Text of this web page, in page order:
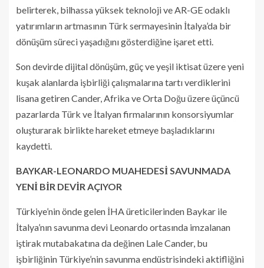
belirterek, bilhassa yüksek teknoloji ve AR-GE odaklı
yatırımların artmasının Türk sermayesinin İtalya’da bir
dönüşüm süreci yaşadığını gösterdiğine işaret etti.
Son devirde dijital dönüşüm, güç ve yeşil iktisat üzere yeni
kuşak alanlarda işbirliği çalışmalarına tartı verdiklerini
lisana getiren Cander, Afrika ve Orta Doğu üzere üçüncü
pazarlarda Türk ve İtalyan firmalarının konsorsiyumlar
oluşturarak birlikte hareket etmeye başladıklarını
kaydetti.
BAYKAR-LEONARDO MUAHEDESİ SAVUNMADA
YENİ BİR DEVİR AÇIYOR
Türkiye’nin önde gelen İHA üreticilerinden Baykar ile
İtalya’nın savunma devi Leonardo ortasında imzalanan
iştirak mutabakatına da değinen Lale Cander, bu
işbirliğinin Türkiye’nin savunma endüstrisindeki aktifliğini